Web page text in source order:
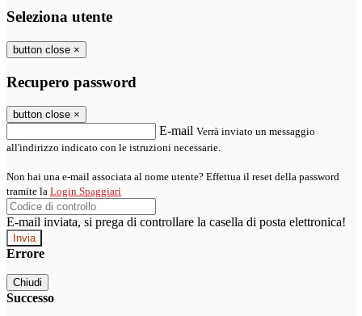
Seleziona utente
button close ×
Recupero password
button close ×
E-mail Verrà inviato un messaggio
all'indirizzo indicato con le istruzioni necessarie.
Non hai una e-mail associata al nome utente? Effettua il reset della password
tramite la Login Spaggiari
E-mail inviata, si prega di controllare la casella di posta elettronica!
Errore
Chiudi
Successo